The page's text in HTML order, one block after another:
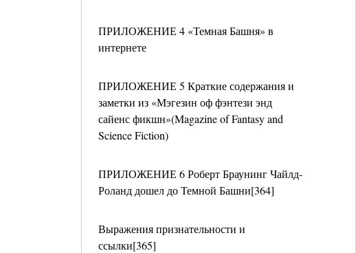
ПРИЛОЖЕНИЕ 4 «Темная Башня» в
интернете
ПРИЛОЖЕНИЕ 5 Краткие содержания и
заметки из «Мэгезин оф фэнтези энд
сайенс фикшн»(Magazine of Fantasy and
Science Fiction)
ПРИЛОЖЕНИЕ 6 Роберт Браунинг Чайлд-
Роланд дошел до Темной Башни[364]
Выражения признательности и
ссылки[365]